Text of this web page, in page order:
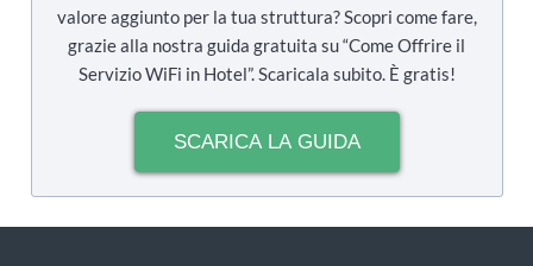
valore aggiunto per la tua struttura? Scopri come fare,
grazie alla nostra guida gratuita su “Come Offrire il
Servizio WiFi in Hotel”. Scaricala subito. È gratis!
SCARICA LA GUIDA